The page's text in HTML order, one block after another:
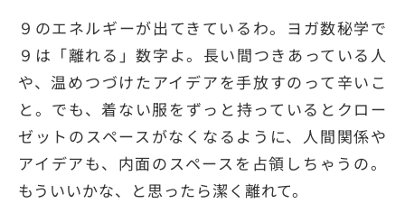
９のエネルギーが出てきているわ。ヨガ数秘学で
９は「離れる」数字よ。長い間つきあっている人
や、温めつづけたアイデアを手放すのって辛いこ
と。でも、着ない服をずっと持っているとクロー
ゼットのスペースがなくなるように、人間関係や
アイデアも、内面のスペースを占領しちゃうの。
もういいかな、と思ったら潔く離れて。